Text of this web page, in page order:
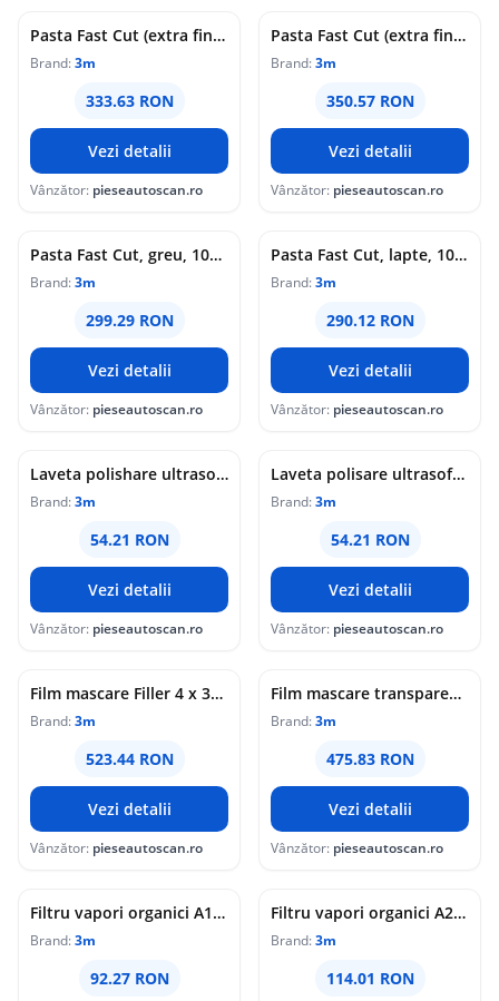
Pasta Fast Cut (extra fine), greu, 1000ml, 1000g, culoare: verde, 1buc (priza verde)
Brand:3m
333.63 RON
Vezi detalii
Vânzător: pieseautoscan.ro
Pasta Fast Cut (extra fine), lapte, 1000g (dop galben)
Brand:3m
350.57 RON
Vezi detalii
Vânzător: pieseautoscan.ro
Pasta Fast Cut, greu, 1000g (dop alb; granulatie mare)
Brand:3m
299.29 RON
Vezi detalii
Vânzător: pieseautoscan.ro
Pasta Fast Cut, lapte, 1000g, culoare: albastru (granulatie fina)
Brand:3m
290.12 RON
Vezi detalii
Vânzător: pieseautoscan.ro
Laveta polishare ultrasoft ALBASTRA 3M50383 3M
Brand:3m
54.21 RON
Vezi detalii
Vânzător: pieseautoscan.ro
Laveta polisare ultrasoft ROZ 9377 3M
Brand:3m
54.21 RON
Vezi detalii
Vânzător: pieseautoscan.ro
Film mascare Filler 4 x 300m 3M
Brand:3m
523.44 RON
Vezi detalii
Vânzător: pieseautoscan.ro
Film mascare transparent 4x150m 3M
Brand:3m
475.83 RON
Vezi detalii
Vânzător: pieseautoscan.ro
Filtru vapori organici A1 unitate facturare multiplu de 2 buc 3M
Brand:3m
92.27 RON
Filtru vapori organici A2 unitate facturare multiplu de 2 buc 3M
Brand:3m
114.01 RON